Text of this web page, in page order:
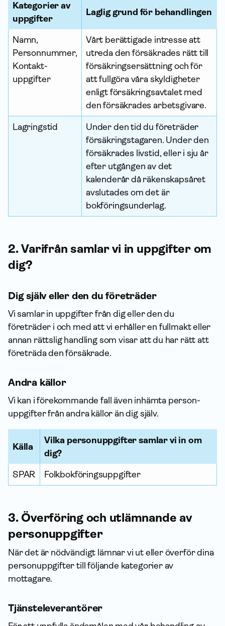
Kategorier av
upp­gifter
Laglig grund för behandlingen
Namn,
Personnummer,
Kontakt­
uppgifter
Vårt berättigade intresse att
utreda den försäkrades rätt till
försäkringsersättning och för
att fullgöra våra skyldigheter
enligt försäkringsavtalet med
den försäkrades arbetsgivare.
Lagringstid
Under den tid du företräder
försäkringstagaren. Under den
försäkrades livstid, eller i sju år
efter utgången av det
kalenderår då räkenskapsåret
avslutades om det är
bokföringsunderlag.
2. Varifrån samlar vi in upp­gifter om
dig?
Dig själv eller den du företräder
Vi samlar in upp­gifter från dig eller den du
företräder i och med att vi erhåller en fullmakt eller
annan rättslig handling som visar att du har rätt att
företräda den försäkrade.
Andra källor
Vi kan i förekommande fall även inhämta person­
uppgifter från andra källor än dig själv.
Källa
Vilka person­uppgifter samlar vi in om
dig?
SPAR Folk­bokförings­uppgifter
3. Överföring och utlämnande av
person­uppgifter
När det är nödvändigt lämnar vi ut eller överför dina
person­uppgifter till följande kategorier av
mottagare.
Tjänsteleverantörer